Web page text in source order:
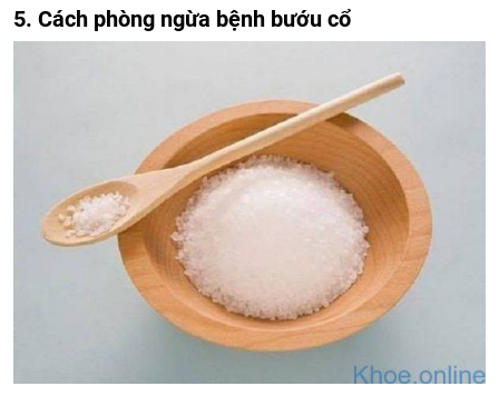
5. Cách phòng ngừa bệnh bướu cổ